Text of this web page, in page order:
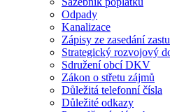
Odpady
Kanalizace
Zápisy ze zasedání
Strategický rozvojový
Sdružení obcí DKV
Zákon o střetu zájmů
Důležitá telefonní čísla
Důležité odkazy